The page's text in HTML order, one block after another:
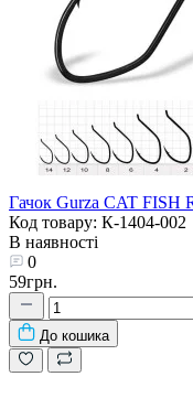
Гачок Gurza CAT FISH
Код товару: К-1404-002
В наявності
0
59грн.
До кошика